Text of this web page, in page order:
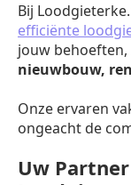
Bij
efficiënte
jouw
nieuwbouw,
Onze ervaren
ongeacht de
Uw